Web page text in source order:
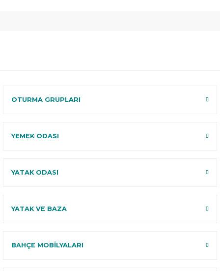
OTURMA GRUPLARI
YEMEK ODASI
YATAK ODASI
YATAK VE BAZA
BAHÇE MOBİLYALARI